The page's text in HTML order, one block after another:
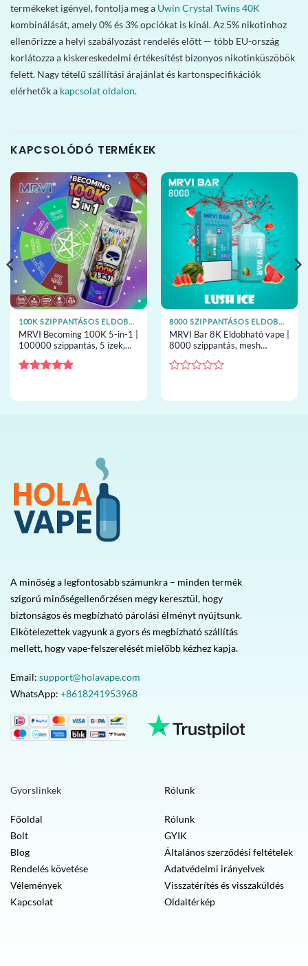
termékeket igényel, fontolja meg a Uwin Crystal Twins 40K
kombinálását, amely 0% és 3% opciókat is kínál. Az 5% nikotinhoz
ellenőrizze a helyi szabályozást rendelés előtt — több EU-ország
korlátozza a kiskereskedelmi értékesítést bizonyos nikotinküszöbök
felett. Nagy tételű szállítási árajánlat és kartonspecifikációk
elérhetők a kapcsolat oldalon.
KAPCSOLÓDÓ TERMÉKEK
100K SZIPPANTÁSOS ELDOBHATÓ VAPE-EK
MRVI Becoming 100K 5-in-1 |
100000 szippantás, 5 ízek,
nagykereskedelem
8000 SZIPPANTÁSOS ELDOBHATÓ VAPE-EK
MRVI Bar 8K Eldobható vape |
8000 szippantás, mesh
vape nagykereskedelem
/
A minőség a legfontosabb számunkra – minden termék
szigorú minőségellenőrzésen megy keresztül, hogy
biztonságos és megbízható párolási élményt nyújtsunk.
Elkötelezettek vagyunk a gyors és megbízható szállítás
mellett, hogy vape-felszerelését mielőbb kézhez kapja.
Email: support@holavape.com
WhatsApp: +8618241953968
Gyorslinkek
Főoldal
Bolt
Blog
Rendelés követése
Vélemények
Kapcsolat
Rólunk
Rólunk
GYIK
Általános szerződési feltételek
Adatvédelmi irányelvek
Visszatérítés és visszaküldés
Oldaltérkép